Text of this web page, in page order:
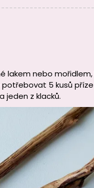
lakem nebo
5 kusů
jeden z klacků.